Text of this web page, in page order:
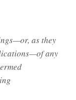
as they
any